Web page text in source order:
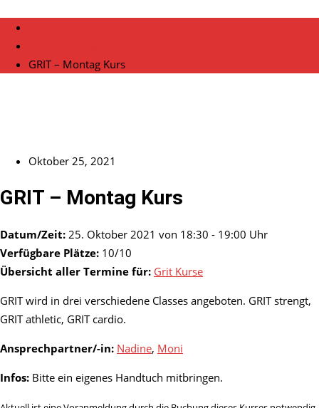
GRIT – Montag Kurs
Oktober 25, 2021
GRIT – Montag Kurs
Datum/Zeit: 25. Oktober 2021 von 18:30 - 19:00 Uhr
Verfügbare Plätze: 10/10
Übersicht aller Termine für: Grit Kurse
GRIT wird in drei verschiedene Classes angeboten. GRIT strengt,
GRIT athletic, GRIT cardio.
Ansprechpartner/-in: Nadine, Moni
Infos: Bitte ein eigenes Handtuch mitbringen.